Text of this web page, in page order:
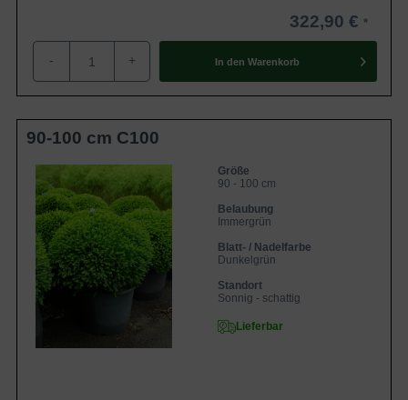
322,90 €
- + In den Warenkorb
90-100 cm C100
Größe
90 - 100 cm
Belaubung
Immergrün
Blatt- / Nadelfarbe
Dunkelgrün
Standort
Sonnig - schattig
Lieferbar